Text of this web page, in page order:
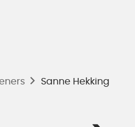
Sanne Hekking